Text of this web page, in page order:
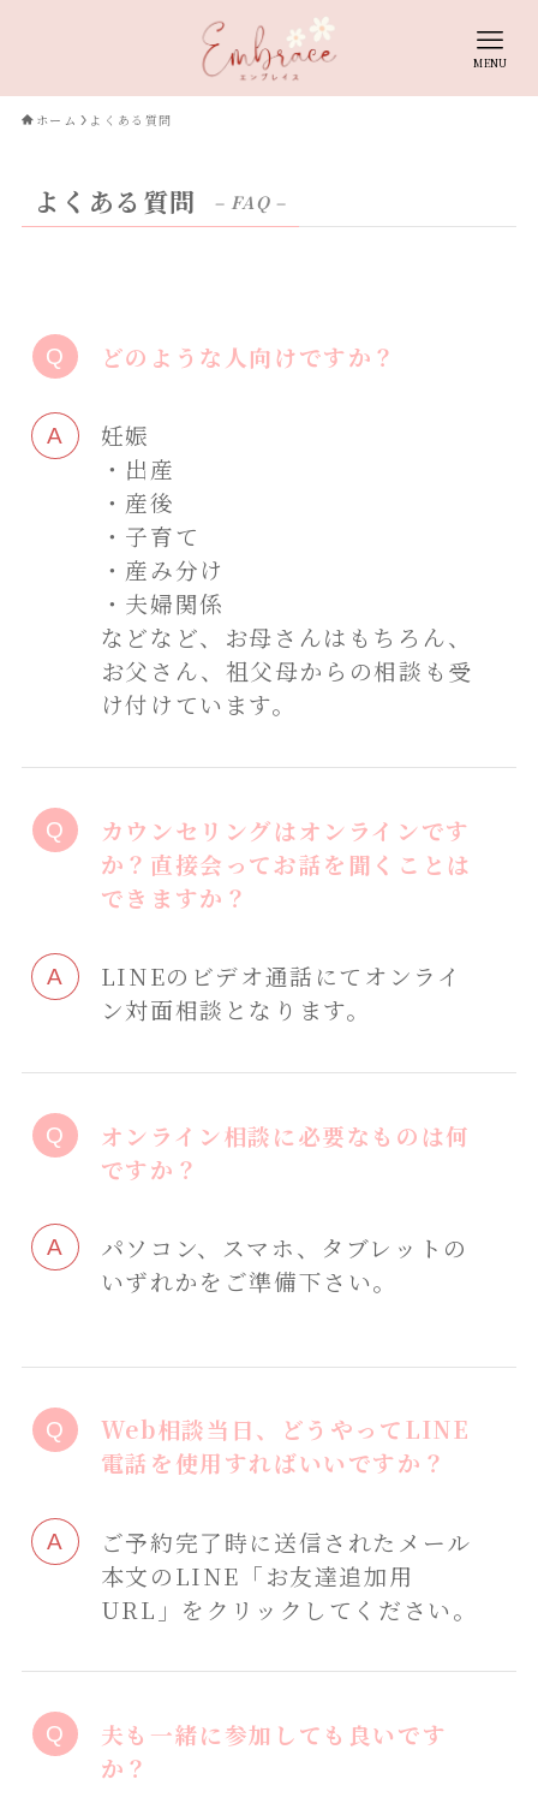
MENU
ホーム よくある質問
よくある質問 – FAQ –
どのような人向けですか？
妊娠
・出産
・産後
・子育て
・産み分け
・夫婦関係
などなど、お母さんはもちろん、
お父さん、祖父母からの相談も受
け付けています。
カウンセリングはオンラインです
か？直接会ってお話を聞くことは
できますか？
LINEのビデオ通話にてオンライ
ン対面相談となります。
オンライン相談に必要なものは何
ですか？
パソコン、スマホ、タブレットの
いずれかをご準備下さい。
Web相談当日、どうやってLINE
電話を使用すればいいですか？
ご予約完了時に送信されたメール
本文のLINE「お友達追加用
URL」をクリックしてください。
夫も一緒に参加しても良いです
か？